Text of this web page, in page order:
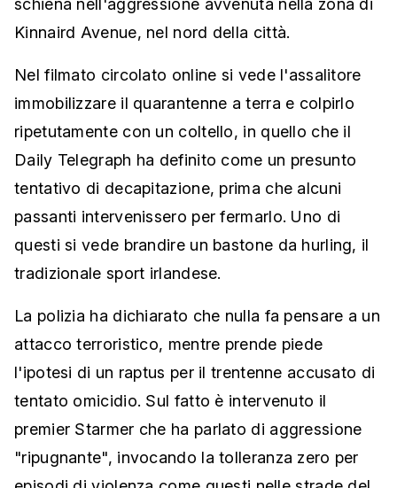
schiena nell'aggressione avvenuta nella zona di
Kinnaird Avenue, nel nord della città.
Nel filmato circolato online si vede l'assalitore
immobilizzare il quarantenne a terra e colpirlo
ripetutamente con un coltello, in quello che il
Daily Telegraph ha definito come un presunto
tentativo di decapitazione, prima che alcuni
passanti intervenissero per fermarlo. Uno di
questi si vede brandire un bastone da hurling, il
tradizionale sport irlandese.
La polizia ha dichiarato che nulla fa pensare a un
attacco terroristico, mentre prende piede
l'ipotesi di un raptus per il trentenne accusato di
tentato omicidio. Sul fatto è intervenuto il
premier Starmer che ha parlato di aggressione
"ripugnante", invocando la tolleranza zero per